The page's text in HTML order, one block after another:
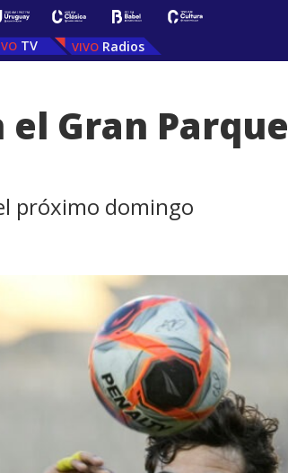
TV Radios
Gran Parque
próximo domingo